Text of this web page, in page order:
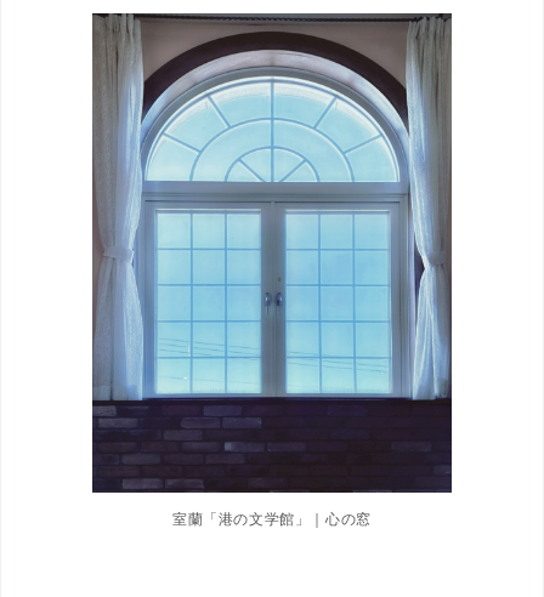
室蘭「港の文学館」｜心の窓